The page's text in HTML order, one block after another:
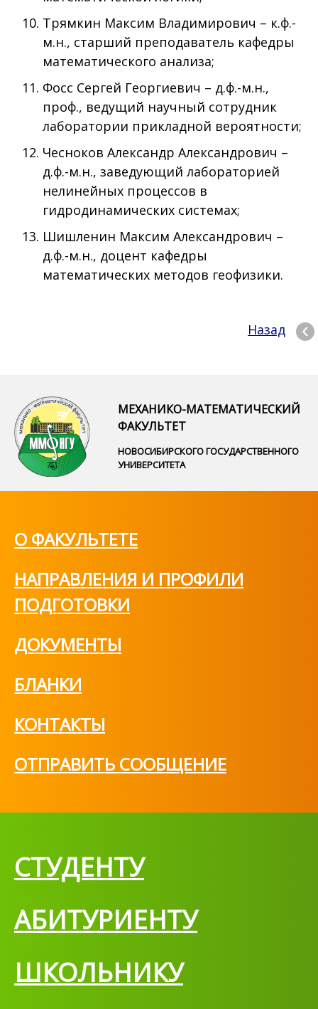
Трямкин Максим Владимирович – к.ф.-
м.н., старший преподаватель кафедры
математического анализа;
Фосс Сергей Георгиевич – д.ф.-м.н.,
проф., ведущий научный сотрудник
лаборатории прикладной вероятности;
Чесноков Александр Александрович –
д.ф.-м.н., заведующий лабораторией
нелинейных процессов в
гидродинамических системах;
Шишленин Максим Александрович –
д.ф.-м.н., доцент кафедры
математических методов геофизики.
Назад
МЕХАНИКО-МАТЕМАТИЧЕСКИЙ
ФАКУЛЬТЕТ
НОВОСИБИРСКОГО ГОСУДАРСТВЕННОГО
УНИВЕРСИТЕТА
О ФАКУЛЬТЕТЕ
НАПРАВЛЕНИЯ И ПРОФИЛИ
ПОДГОТОВКИ
ДОКУМЕНТЫ
БЛАНКИ
КОНТАКТЫ
ОТПРАВИТЬ СООБЩЕНИЕ
СТУДЕНТУ
АБИТУРИЕНТУ
ШКОЛЬНИКУ